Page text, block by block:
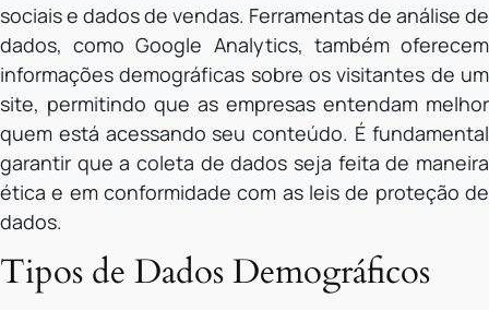
sociais e dados de vendas. Ferramentas de análise de
dados, como Google Analytics, também oferecem
informações demográficas sobre os visitantes de um
site, permitindo que as empresas entendam melhor
quem está acessando seu conteúdo. É fundamental
garantir que a coleta de dados seja feita de maneira
ética e em conformidade com as leis de proteção de
dados.
Tipos de Dados Demográficos